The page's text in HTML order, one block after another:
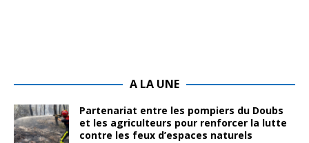
A LA UNE
Partenariat entre les pompiers du Doubs
et les agriculteurs pour renforcer la lutte
contre les feux d’espaces naturels